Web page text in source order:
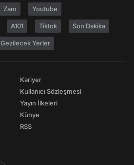
Zam Youtube
A101 Tiktok Son Dakika
Gezilecek Yerler
Kariyer
Kullanıcı Sözleşmesi
Yayın İlkeleri
Künye
RSS